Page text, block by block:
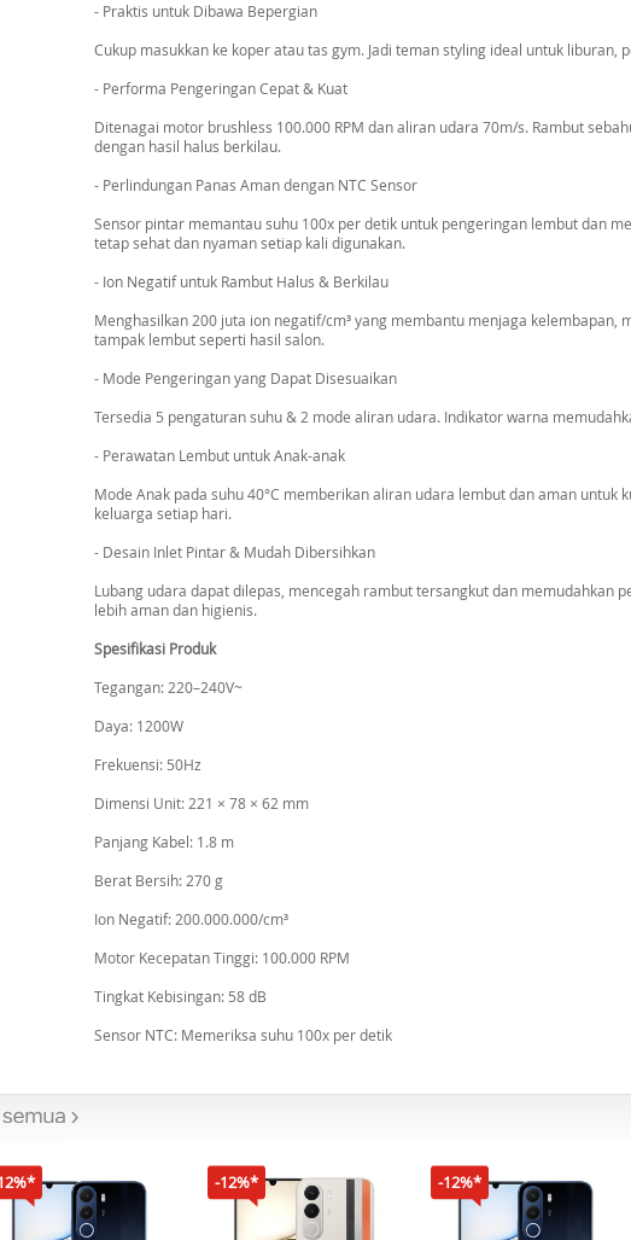
- Praktis untuk Dibawa Bepergian
Cukup masukkan ke koper atau tas gym. Jadi teman styling ideal untuk liburan,
- Performa Pengeringan Cepat & Kuat
Ditenagai motor brushless 100.000 RPM dan aliran udara 70m/s. Rambut
dengan hasil halus berkilau.
- Perlindungan Panas Aman dengan NTC Sensor
Sensor pintar memantau suhu 100x per detik untuk pengeringan lembut dan
tetap sehat dan nyaman setiap kali digunakan.
- Ion Negatif untuk Rambut Halus & Berkilau
Menghasilkan 200 juta ion negatif/cm³ yang membantu menjaga kelembapan,
tampak lembut seperti hasil salon.
- Mode Pengeringan yang Dapat Disesuaikan
Tersedia 5 pengaturan suhu & 2 mode aliran udara. Indikator warna
- Perawatan Lembut untuk Anak-anak
Mode Anak pada suhu 40°C memberikan aliran udara lembut dan aman
keluarga setiap hari.
- Desain Inlet Pintar & Mudah Dibersihkan
Lubang udara dapat dilepas, mencegah rambut tersangkut dan memudahkan
lebih aman dan higienis.
Spesifikasi Produk
Tegangan: 220–240V~
Daya: 1200W
Frekuensi: 50Hz
Dimensi Unit: 221 × 78 × 62 mm
Panjang Kabel: 1.8 m
Berat Bersih: 270 g
Ion Negatif: 200.000.000/cm³
Motor Kecepatan Tinggi: 100.000 RPM
Tingkat Kebisingan: 58 dB
Sensor NTC: Memeriksa suhu 100x per detik
-12%* -12%*